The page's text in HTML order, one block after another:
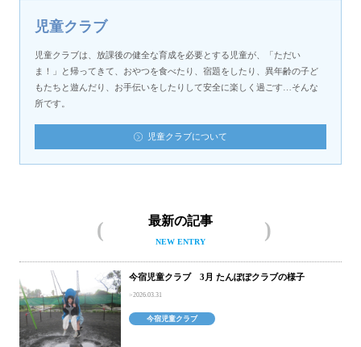
児童クラブ
児童クラブは、放課後の健全な育成を必要とする児童が、「ただい
ま！」と帰ってきて、おやつを食べたり、宿題をしたり、異年齢の子ど
もたちと遊んだり、お手伝いをしたりして安全に楽しく過ごす…そんな
所です。
児童クラブについて
最新の記事
NEW ENTRY
今宿児童クラブ 3月 たんぽぽクラブの様子
2026.03.31
今宿児童クラブ